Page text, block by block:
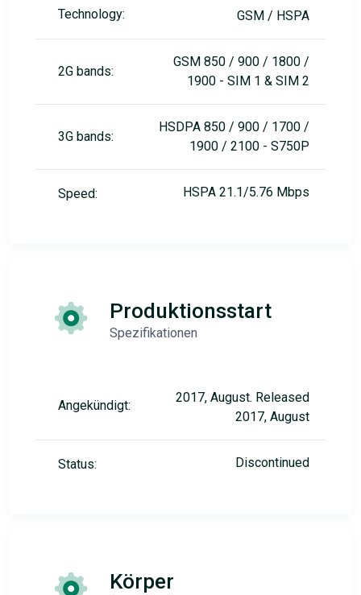
Technology: GSM / HSPA
2G bands:
GSM 850 / 900 / 1800 /
1900 - SIM 1 & SIM 2
3G bands:
HSDPA 850 / 900 / 1700 /
1900 / 2100 - S750P
Speed: HSPA 21.1/5.76 Mbps
Produktionsstart
Spezifikationen
Angekündigt:
2017, August. Released
2017, August
Status: Discontinued
Körper